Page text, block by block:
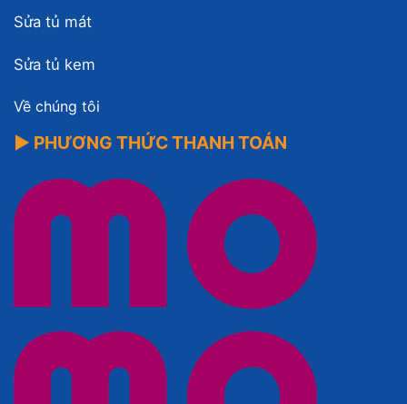
Sửa tủ mát
Sửa tủ kem
Về chúng tôi
▶ PHƯƠNG THỨC THANH TOÁN